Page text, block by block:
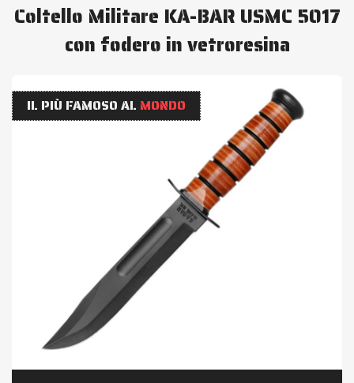
Coltello Militare KA-BAR USMC 5017
con fodero in vetroresina
IL PIÙ FAMOSO AL MONDO